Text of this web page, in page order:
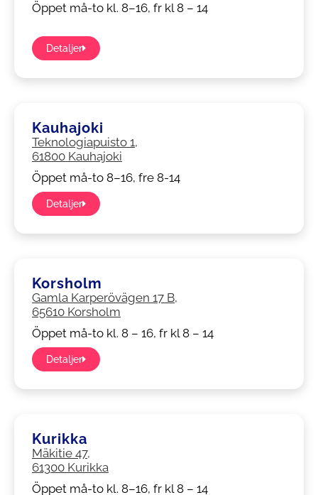
Öppet må-to kl. 8–16, fr kl 8 – 14
Detaljer
Kauhajoki
Teknologiapuisto 1,
61800 Kauhajoki
Öppet må-to 8–16, fre 8-14
Detaljer
Korsholm
Gamla Karperövägen 17 B,
65610 Korsholm
Öppet må-to kl. 8 – 16, fr kl 8 – 14
Detaljer
Kurikka
Mäkitie 47,
61300 Kurikka
Öppet må-to kl. 8–16, fr kl 8 – 14